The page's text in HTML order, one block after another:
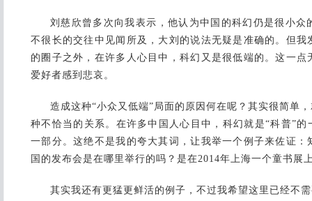
刘慈欣曾多次向我表示，他认为中国的科幻仍是很小众
不很长的交往中见闻所及，大刘的说法无疑是准确的。但
的圈子之外，在许多人心目中，科幻又是很低端的。这一
爱好者感到悲哀。
造成这种“小众又低端”局面的原因何在呢？其实很简单
种不恰当的关系。在许多中国人心目中，科幻就是“科普”的
一部分。这绝不是我的夸大其词，让我举一个例子来佐证
国的发布会是在哪里举行的吗？是在2014年上海一个童书展
其实我还有更猛更鲜活的例子，不过我希望这里已经不